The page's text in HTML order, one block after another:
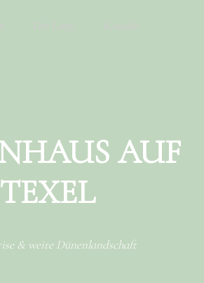
AUF
TEXEL
& weite Dünenlandschaft